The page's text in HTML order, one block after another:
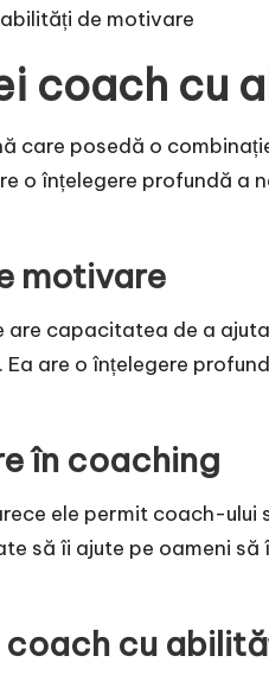
de motivare
coach cu
care posedă o
o înțelegere profundă a
motivare
capacitatea de a
are o înțelegere
în coaching
ele permit coach-
să îi ajute pe oameni
cu